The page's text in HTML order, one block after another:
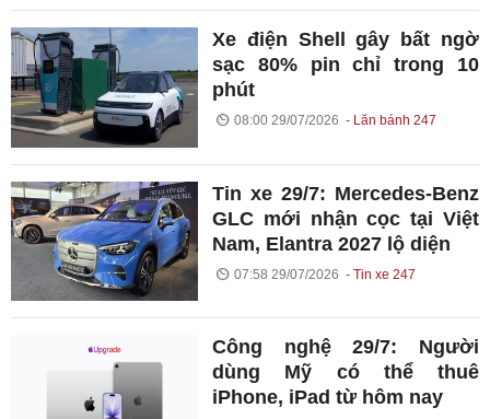
Xe điện Shell gây bất ngờ
sạc 80% pin chỉ trong 10
phút
08:00 29/07/2026 Lăn bánh 247
Tin xe 29/7: Mercedes-Benz
GLC mới nhận cọc tại Việt
Nam, Elantra 2027 lộ diện
07:58 29/07/2026 Tin xe 247
Công nghệ 29/7: Người
dùng Mỹ có thể thuê
iPhone, iPad từ hôm nay